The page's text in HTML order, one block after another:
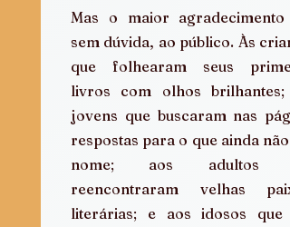
Mas o maior agradecimento
sem dúvida, ao público. Às
que folhearam seus
livros com olhos brilhantes;
jovens que buscaram nas
respostas para o que ainda não
nome; aos adultos
reencontraram velhas
literárias; e aos idosos que